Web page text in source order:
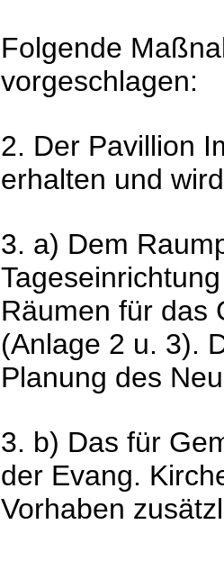
Folgende
vorgeschlagen:
2. Der Pavillion
erhalten und
3. a) Dem
Räumen für das
(Anlage 2 u. 3).
Planung des
3. b) Das für
der Evang.
Vorhaben